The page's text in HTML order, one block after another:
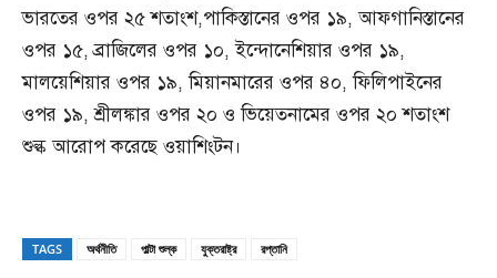
ভারতের ওপর ২৫ শতাংশ,পাকিস্তানের ওপর ১৯, আফগানিস্তানের
ওপর ১৫, ব্রাজিলের ওপর ১০, ইন্দোনেশিয়ার ওপর ১৯,
মালয়েশিয়ার ওপর ১৯, মিয়ানমারের ওপর ৪০, ফিলিপাইনের
ওপর ১৯, শ্রীলঙ্কার ওপর ২০ ও ভিয়েতনামের ওপর ২০ শতাংশ
শুল্ক আরোপ করেছে ওয়াশিংটন।
TAGS অর্থনীতি পাল্টা শুল্ক যুক্তরাষ্ট্র রপ্তানি